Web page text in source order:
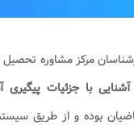
مرکز مشاوره تحصیل
آشنایی با جزئیات پیگیری
بوده و از طریق سیستم